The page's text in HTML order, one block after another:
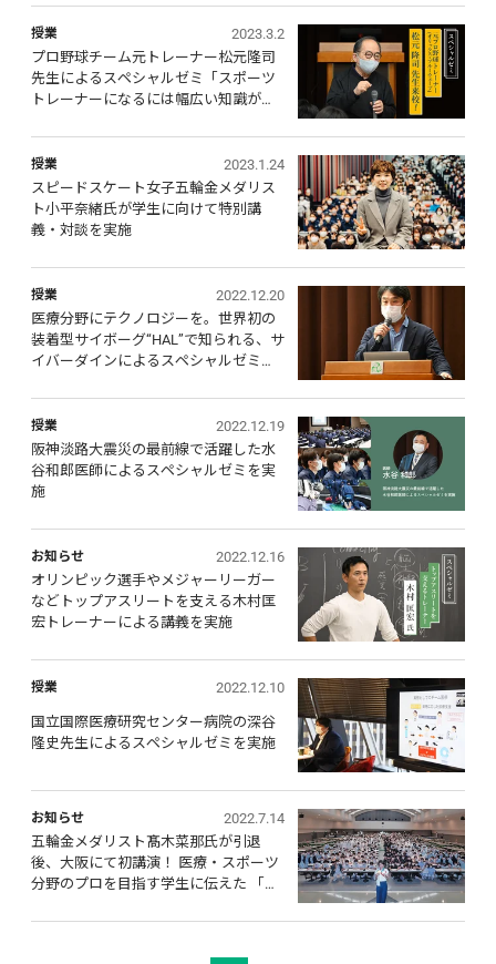
別講義を実施
授業
2023.3.2
プロ野球チーム元トレーナー松元隆司
先生によるスペシャルゼミ「スポーツ
トレーナーになるには幅広い知識が必
授業
2023.1.24
スピードスケート女子五輪金メダリス
ト小平奈緒氏が学生に向けて特別講
義・対談を実施
授業
2022.12.20
医療分野にテクノロジーを。世界初の
装着型サイボーグ“HAL”で知られる、サ
イバーダインによるスペシャルゼミを
授業
2022.12.19
阪神淡路大震災の最前線で活躍した水
谷和郎医師によるスペシャルゼミを実
施
お知らせ
2022.12.16
オリンピック選手やメジャーリーガー
などトップアスリートを支える木村匡
宏トレーナーによる講義を実施
授業 2022.12.10
国立国際医療研究センター病院の深谷
隆史先生によるスペシャルゼミを実施
お知らせ
2022.7.14
五輪金メダリスト髙木菜那氏が引退
後、大阪にて初講演！ 医療・スポーツ
分野のプロを目指す学生に伝えた 「ト